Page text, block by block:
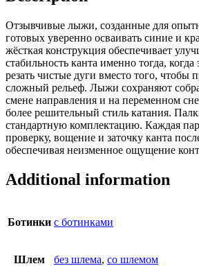
Отзывчивые лыжи, созданные для
готовых уверенно осваивать синие и
жёсткая конструкция обеспечивает
стабильность канта именно тогда,
резать чистые дуги вместо того, чтобы
сложный рельеф. Лыжи сохраняют
смене направления и на переменном
более решительный стиль катания.
стандартную комплектацию. Каждая
проверку, вощение и заточку канта
обеспечивая неизменное ощущение
Additional information
Ботинки с ботинками
Шлем без шлема, со шлемом